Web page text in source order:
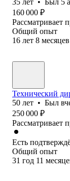
160 000 ₽
Рассматривает
Общий опыт
16 лет 8 месяцев
Технический
50 лет • Был
250 000 ₽
Рассматривает
Есть
Общий опыт
31 год 11